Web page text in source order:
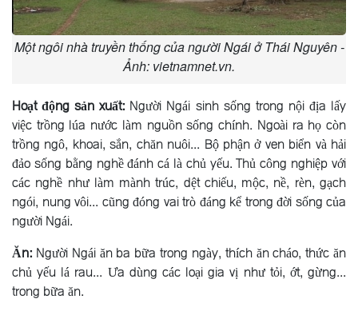
Một ngôi nhà truyền thống của người Ngái ở Thái Nguyên -
Ảnh: vietnamnet.vn.
Hoạt động sản xuất: Người Ngái sinh sống trong nội địa lấy
việc trồng lúa nước làm nguồn sống chính. Ngoài ra họ còn
trồng ngô, khoai, sắn, chăn nuôi... Bộ phận ở ven biển và hải
đảo sống bằng nghề đánh cá là chủ yếu. Thủ công nghiệp với
các nghề như làm mành trúc, dệt chiếu, mộc, nề, rèn, gạch
ngói, nung vôi... cũng đóng vai trò đáng kể trong đời sống của
người Ngái.
Ăn: Người Ngái ăn ba bữa trong ngày, thích ăn cháo, thức ăn
chủ yếu lá rau... Ưa dùng các loại gia vị như tỏi, ớt, gừng...
trong bữa ăn.